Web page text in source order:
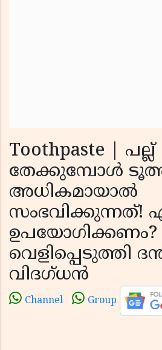
Toothpaste | പല്ല്
തേക്കുമ്പോൾ ടൂത്ത്
അധികമായാൽ
സംഭവിക്കുന്നത്!
ഉപയോഗിക്കണം?
വെളിപ്പെടുത്തി
വിദഗ്ധൻ
Channel Group